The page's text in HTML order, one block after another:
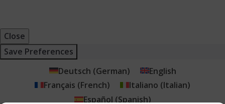
Close
Save Preferences
Deutsch (German)
English
Français (French) Italiano (Italian)
Español (Spanish)